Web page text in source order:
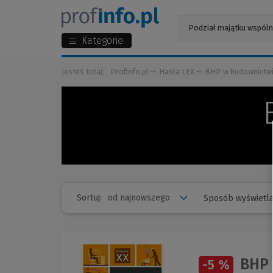
Kategorie
Jesteś tutaj: Profinfo.pl Hasła LEX BHP w
Sortuj: Sposób
-5 %